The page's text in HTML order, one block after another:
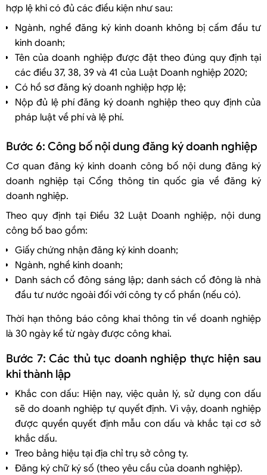
hợp lệ khi có đủ các điều kiện như sau:
Ngành, nghề đăng ký kinh doanh không bị cấm đầu tư
kinh doanh;
Tên của doanh nghiệp được đặt theo đúng quy định tại
các điều 37, 38, 39 và 41 của Luật Doanh nghiệp 2020;
Có hồ sơ đăng ký doanh nghiệp hợp lệ;
Nộp đủ lệ phí đăng ký doanh nghiệp theo quy định của
pháp luật về phí và lệ phí.
Bước 6: Công bố nội dung đăng ký doanh nghiệp
Cơ quan đăng ký kinh doanh công bố nội dung đăng ký
doanh nghiệp tại Cổng thông tin quốc gia về đăng ký
doanh nghiệp.
Theo quy định tại Điều 32 Luật Doanh nghiệp, nội dung
công bố bao gồm:
Giấy chứng nhận đăng ký kinh doanh;
Ngành, nghề kinh doanh;
Danh sách cổ đông sáng lập; danh sách cổ đông là nhà
đầu tư nước ngoài đối với công ty cổ phần (nếu có).
Thời hạn thông báo công khai thông tin về doanh nghiệp
là 30 ngày kể từ ngày được công khai.
Bước 7: Các thủ tục doanh nghiệp thực hiện sau
khi thành lập
Khắc con dấu: Hiện nay, việc quản lý, sử dụng con dấu
sẽ do doanh nghiệp tự quyết định. Vì vậy, doanh nghiệp
được quyền quyết định mẫu con dấu và khắc tại cơ sở
khắc dấu.
Treo bảng hiệu tại địa chỉ trụ sở công ty.
Đăng ký chữ ký số (theo yêu cầu của doanh nghiệp).